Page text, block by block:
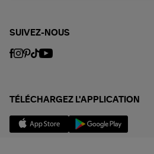
SUIVEZ-NOUS
TÉLÉCHARGEZ L'APPLICATION